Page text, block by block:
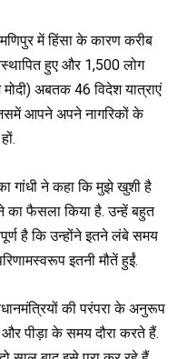
में हिंसा के कारण करीब
हुए और 1,500 लोग
अबतक 46 विदेश यात्राएं
आपने अपने नागरिकों के
गांधी ने कहा कि मुझे खुशी है
का फैसला किया है. उन्हें बहुत
है कि उन्होंने इतने लंबे समय
इतनी मौतें हुईं.
की परंपरा के अनुरूप
पीड़ा के समय दौरा करते हैं.